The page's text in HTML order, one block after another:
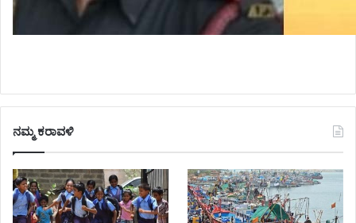
ನಮ್ಮ ಕರಾವಳಿ